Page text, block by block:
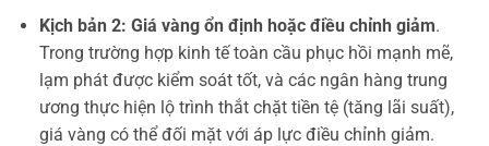
Kịch bản 2: Giá vàng ổn định hoặc điều chỉnh giảm.
Trong trường hợp kinh tế toàn cầu phục hồi mạnh mẽ,
lạm phát được kiểm soát tốt, và các ngân hàng trung
ương thực hiện lộ trình thắt chặt tiền tệ (tăng lãi suất),
giá vàng có thể đối mặt với áp lực điều chỉnh giảm.